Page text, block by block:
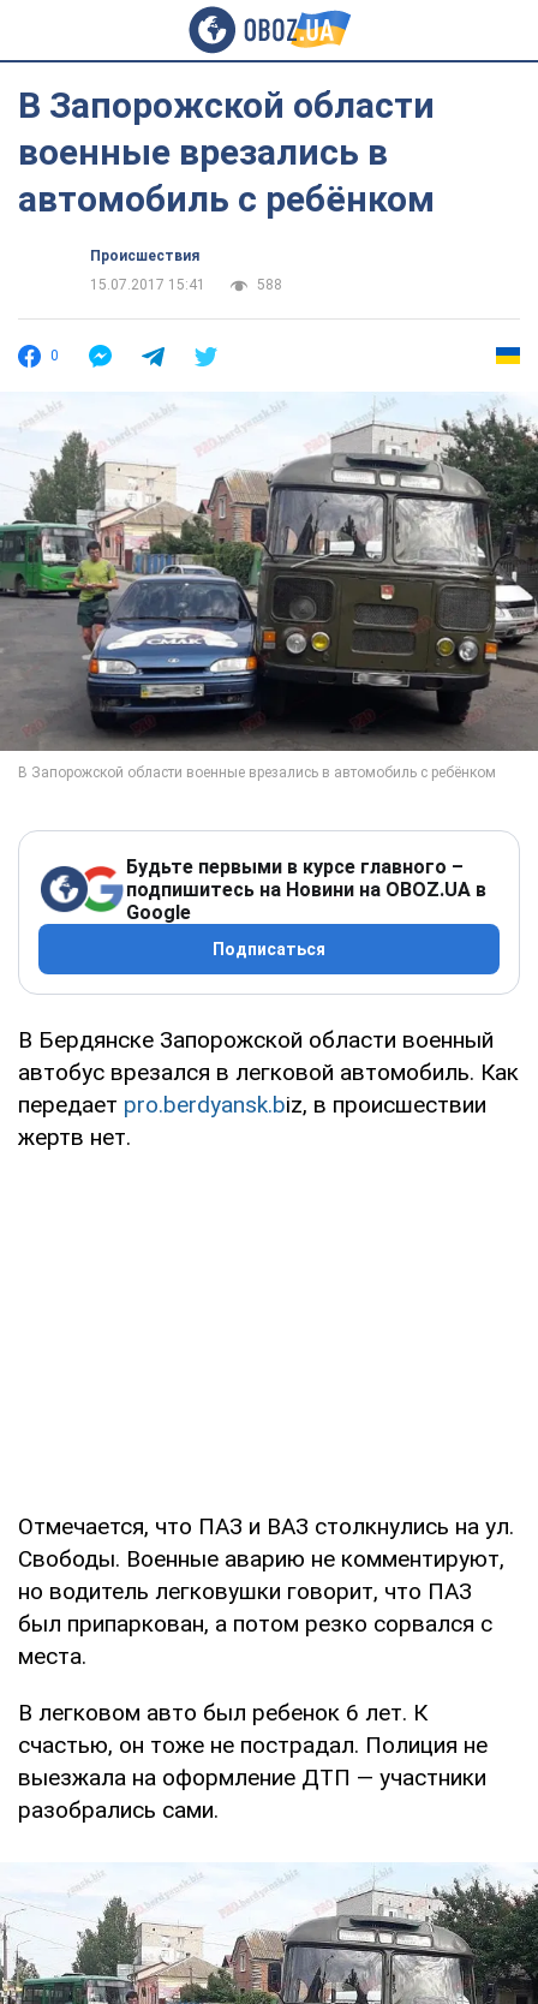
В Запорожской области
военные врезались в
автомобиль с ребёнком
Происшествия
15.07.2017 15:41
588
0
Будьте первыми в курсе главного –
подпишитесь на Новини на OBOZ.UA в
Google
Подписаться
В Бердянске Запорожской области военный
автобус врезался в легковой автомобиль. Как
передает pro.berdyansk.biz, в происшествии
жертв нет.
Отмечается, что ПАЗ и ВАЗ столкнулись на ул.
Свободы. Военные аварию не комментируют,
но водитель легковушки говорит, что ПАЗ
был припаркован, а потом резко сорвался с
места.
В легковом авто был ребенок 6 лет. К
счастью, он тоже не пострадал. Полиция не
выезжала на оформление ДТП — участники
разобрались сами.